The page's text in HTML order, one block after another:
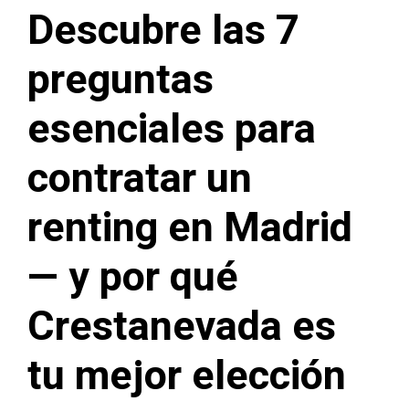
Descubre las 7
preguntas
esenciales para
contratar un
renting en Madrid
— y por qué
Crestanevada es
tu mejor elección